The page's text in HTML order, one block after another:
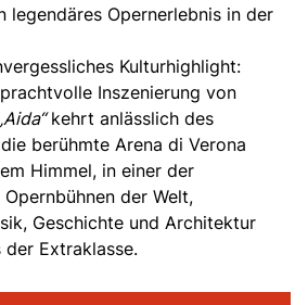
legendäres Opernerlebnis in der
Kulturhighlight:
Inszenierung von
kehrt anlässlich des
berühmte Arena di Verona
Himmel, in einer der
der Welt,
Geschichte und Architektur
der Extraklasse.